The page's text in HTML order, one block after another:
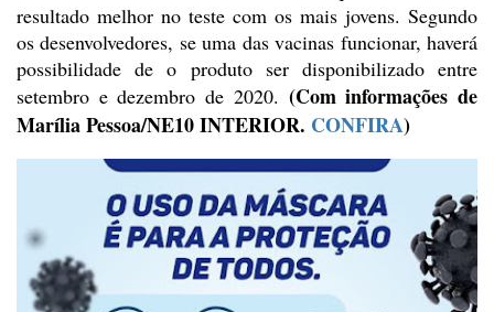
resultado melhor no teste com os mais jovens. Segundo
os desenvolvedores, se uma das vacinas funcionar, haverá
possibilidade de o produto ser disponibilizado entre
setembro e dezembro de 2020. (Com informações de
MaríliaPessoa/NE10 INTERIOR. CONFIRA)